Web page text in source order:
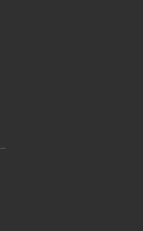
データや事前準備・条件・注意点などを解説
をかける方法やiPhone・Androidの設定を解説
つの方法！使用状況の確認手順も紹介
旧Twitter）、Instagram、TikTokで送る方法を解説